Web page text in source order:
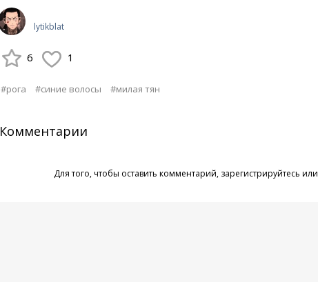
lytikblat
6 1
#рога #синие волосы #милая тян
Комментарии
Для того, чтобы оставить комментарий, зарегистрируйтесь или